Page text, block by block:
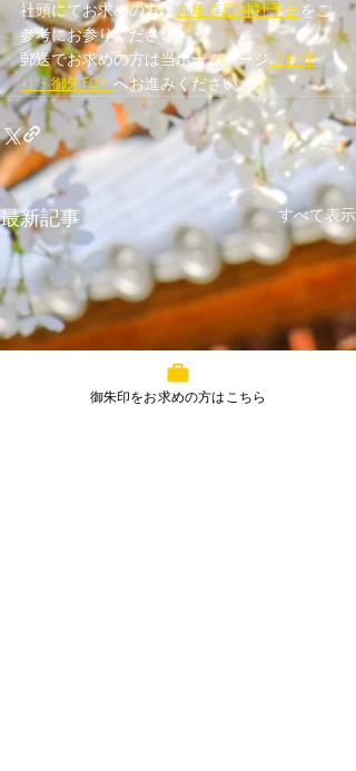
社頭にてお求めの方は丸亀春日神社予定をご
参考にお参りください。
郵送でお求めの方は当ホームページ《お守
り・御朱印》へお進みください。
最新記事 すべて表示
御朱印をお求めの方はこちら